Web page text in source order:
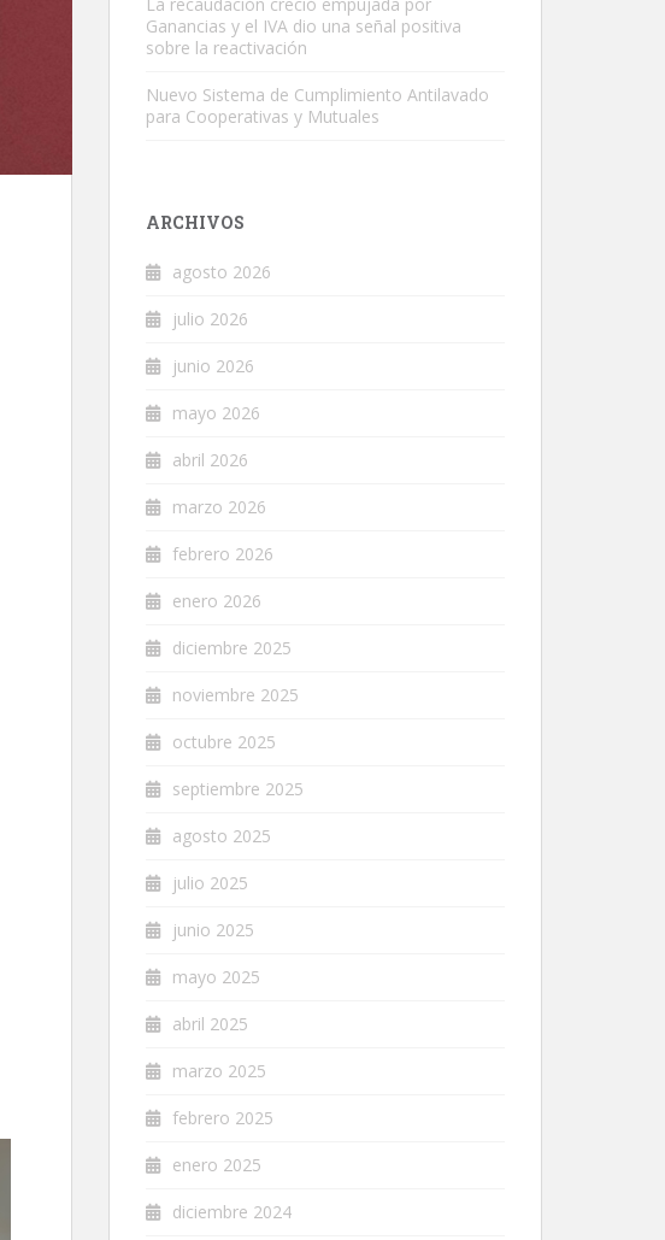
Ganancias y el IVA dio una señal positiva
sobre la reactivación
Nuevo Sistema de Cumplimiento Antilavado
para Cooperativas y Mutuales
ARCHIVOS
agosto 2026
julio 2026
junio 2026
mayo 2026
abril 2026
marzo 2026
febrero 2026
enero 2026
diciembre 2025
noviembre 2025
octubre 2025
septiembre 2025
agosto 2025
julio 2025
junio 2025
mayo 2025
abril 2025
marzo 2025
febrero 2025
enero 2025
diciembre 2024